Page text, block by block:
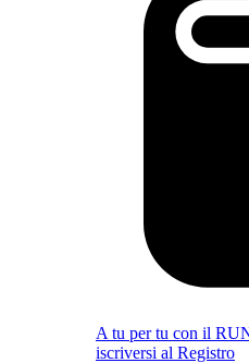
A tu per tu con il
iscriversi al Registro